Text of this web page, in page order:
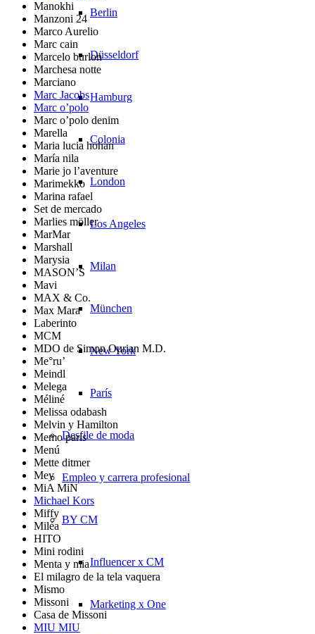
Berlin
Düsseldorf
Hamburg
Colonia
London
Los Angeles
Milan
München
New York
París
Desfile de moda
Empleo y carrera profesional
BY CM
Influencer x CM
Marketing x One
Manokhi
Manzoni 24
Marco Aurelio
Marc cain
Marcelo burlon
Marchesa notte
Marciano
Marc Jacobs
Marc o’polo
Marc o’polo denim
Marella
Maria lucia hohan
María nila
Marie jo l’aventure
Marimekko
Marina rafael
Set de mercado
Marlies möller
MarMar
Marshall
Marysia
MASON’S
Mavi
MAX & Co.
Max Mara
Laberinto
MCM
MDO de Simon Ourian M.D.
Me°ru’
Meindl
Melega
Méliné
Melissa odabash
Melvin y Hamilton
Memo paris
Menú
Mette ditmer
Mey
MiA MiN
Michael Kors
Miffy
Miléa
HITO
Mini rodini
Menta y mia
El milagro de la tela vaquera
Mismo
Missoni
Casa de Missoni
MIU MIU